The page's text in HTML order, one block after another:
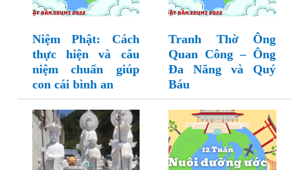
Niệm Phật: Cách
thực hiện và câu
niệm chuẩn giúp
con cái bình an
Tranh Thờ Ông
Quan Công – Ông
Đa Năng và Quý
Báu